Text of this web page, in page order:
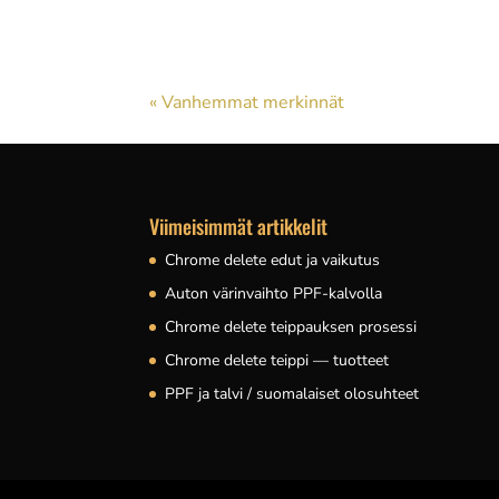
« Vanhemmat merkinnät
Viimeisimmät artikkelit
Chrome delete edut ja vaikutus
Auton värinvaihto PPF-kalvolla
Chrome delete teippauksen prosessi
Chrome delete teippi — tuotteet
PPF ja talvi / suomalaiset olosuhteet